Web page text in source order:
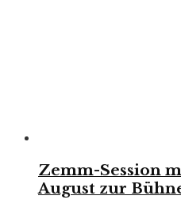
Zemm-Session
August zur